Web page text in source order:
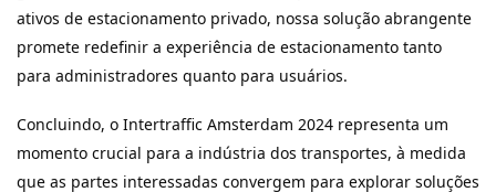
ativos de estacionamento privado, nossa solução abrangente
promete redefinir a experiência de estacionamento tanto
para administradores quanto para usuários.
Concluindo, o Intertraffic Amsterdam 2024 representa um
momento crucial para a indústria dos transportes, à medida
que as partes interessadas convergem para explorar soluções